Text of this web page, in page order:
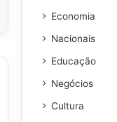
Economia
Nacionais
Educação
Negócios
Cultura